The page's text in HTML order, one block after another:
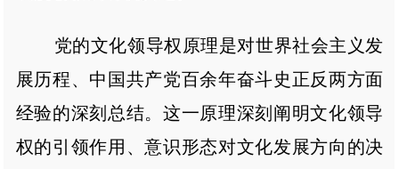
党的文化领导权原理是对世界社会主义发
展历程、中国共产党百余年奋斗史正反两方面
经验的深刻总结。这一原理深刻阐明文化领导
权的引领作用、意识形态对文化发展方向的决